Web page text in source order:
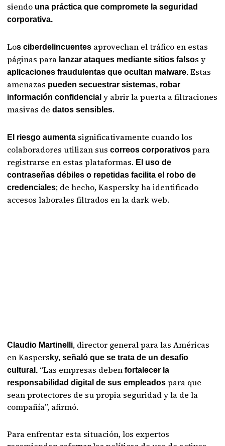
siendo una práctica que compromete la seguridad
corporativa.
Los ciberdelincuentes aprovechan el tráfico en estas
páginas para lanzar ataques mediante sitios falsos y
aplicaciones fraudulentas que ocultan malware. Estas
amenazas pueden secuestrar sistemas, robar
información confidencialy abrir la puerta a filtraciones
masivas dedatos sensibles.
El riesgo aumenta significativamente cuando los
colaboradores utilizan suscorreos corporativos para
registrarse en estas plataformas. El uso de
contraseñas débiles o repetidas facilita el robo de
credenciales; de hecho, Kaspersky ha identificado
accesos laborales filtrados en la dark web.
Claudio Martinelli, director general para las Américas
en Kaspers ky, señaló que se trata de un desafío
cultural. “Las empresas deben fortalecer la
responsabilidad digital de sus empleados para que
sean protectores de su propia seguridad y la de la
compañía”, afirmó.
Para enfrentar esta situación, los expertos